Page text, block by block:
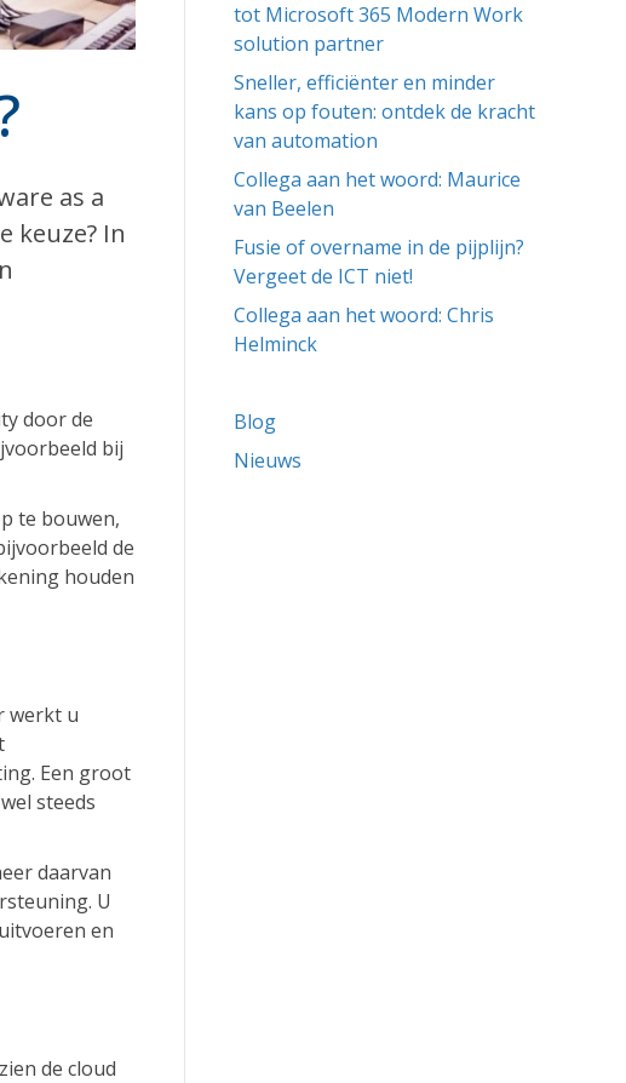
as a
keuze? In
door de
bij
te bouwen,
de
houden
werkt u
Een groot
steeds
daarvan
U
en
de cloud
tot Microsoft 365 Modern Work
solution partner
Sneller, efficiënter en minder
kans op fouten: ontdek de kracht
van automation
Collega aan het woord: Maurice
van Beelen
Fusie of overname in de pijplijn?
Vergeet de ICT niet!
Collega aan het woord: Chris
Helminck
Blog
Nieuws